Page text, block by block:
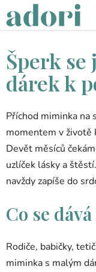
na
obsah
Šperk se
dárek k
Příchod miminka na
momentem v životě
Devět měsíců
uzlíček lásky a
navždy zapíše do
Co se
Rodiče, babičky,
miminka s malým